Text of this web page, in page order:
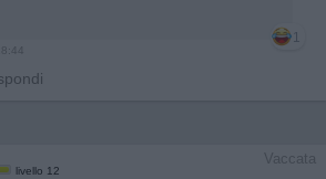
1
Vaccata
livello 12